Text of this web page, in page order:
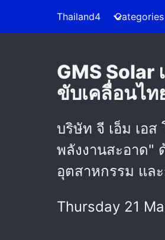
Thailand4 Categories
GMS Solar
ขับเคลื่อนไท
บริษัท จี เอ็ม เอ
พลังงานสะอาด"
อุตสาหกรรม แล
Thursday 21